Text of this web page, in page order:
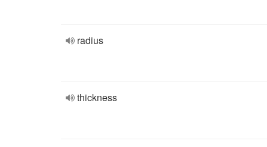
radius
thickness